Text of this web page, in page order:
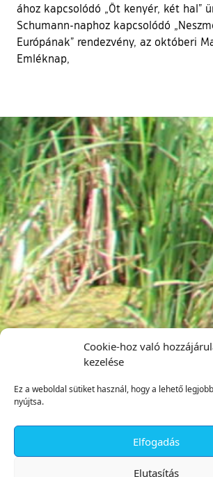
Cookie-hoz való
kezelése
Ez a weboldal sütiket használ, hogy a lehető
nyújtsa.
Elfogadás
Elutasítás
ához kapcsolódó „Öt kenyér, két hal”
Schumann-naphoz kapcsolódó
Európának” rendezvény, az októberi
Emléknap,